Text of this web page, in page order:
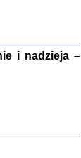
...
getta
Polit
i nadzieja –